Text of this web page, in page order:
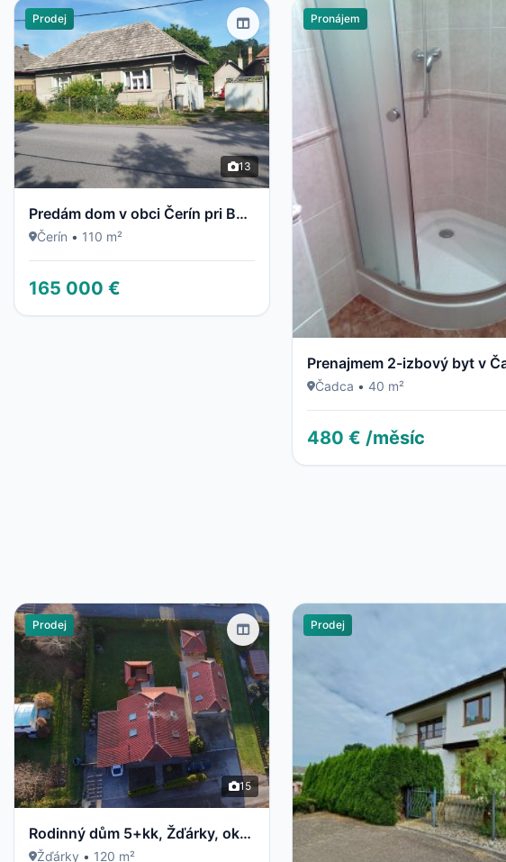
Prodej
13
Predám dom v obci Čerín pri Banskej Bystrici
Čerín • 110 m²
165 000 €
Pronájem
Prenajmem 2-izbový byt v
Čadca • 40 m²
480 € /měsíc
Prodej
15
Rodinný dům 5+kk, Žďárky, okres Náchod
Žďárky • 120 m²
Prodej